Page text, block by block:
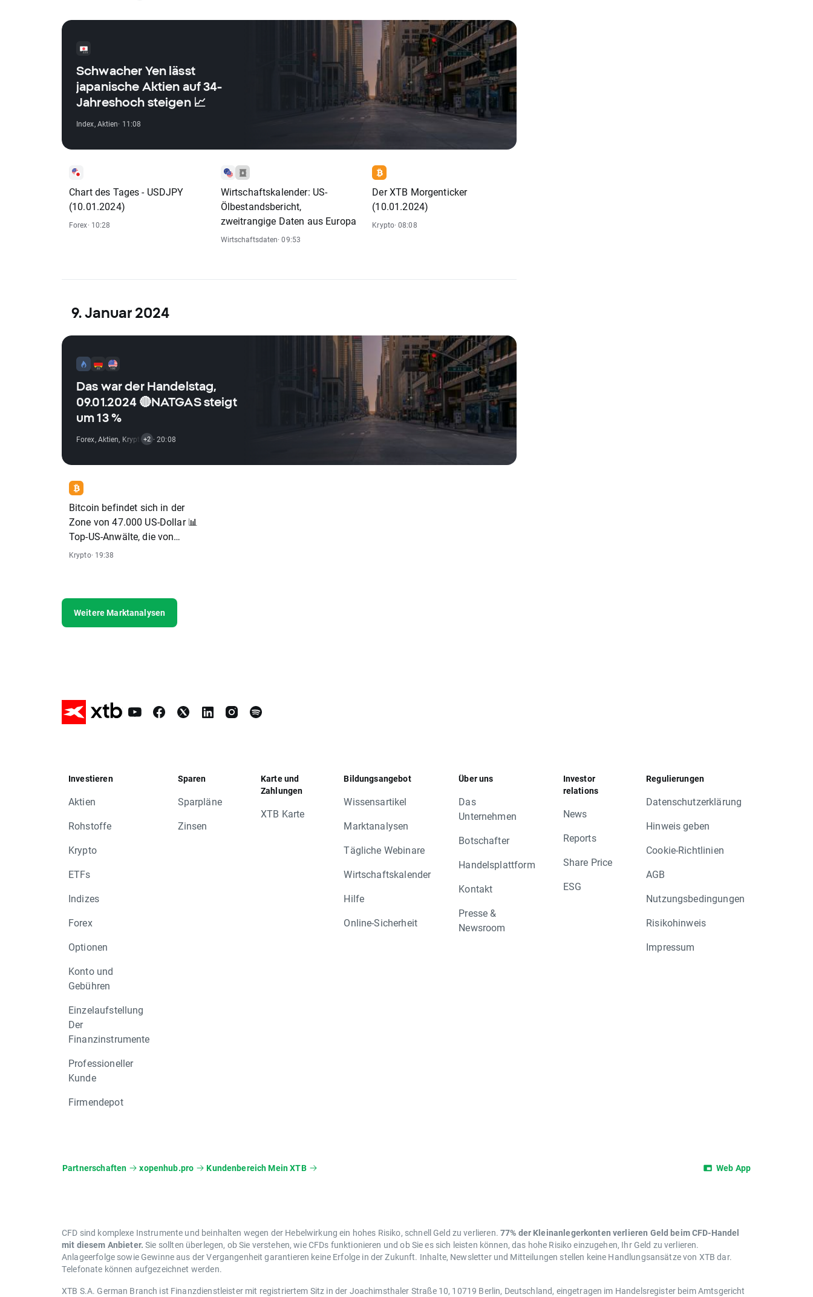
Schwacher Yen lässt
japanische Aktien auf 34-
Jahreshoch steigen 📈
Index,Aktien· 11:08
Chart des Tages - USDJPY
(10.01.2024)
Forex· 10:28
Wirtschaftskalender: US-
Ölbestandsbericht,
zweitrangige Daten aus Europa
Wirtschaftsdaten· 09:53
Der XTB Morgenticker
(10.01.2024)
Krypto· 08:08
9. Januar 2024
Das war der Handelstag,
09.01.2024 🔴NATGAS steigt
um 13 %
Forex,Aktien, Krypto,Index,Rohstoff
+2 · 20:08
Bitcoin befindet sich in der
Zone von 47.000 US-Dollar 📊
Top-US-Anwälte, die von
Gasparino zitiert werden,
Krypto· 19:38
Weitere Marktanalysen
Investieren
Aktien
Rohstoffe
Krypto
ETFs
Indizes
Forex
Optionen
Konto und
Gebühren
Einzelaufstellung
Der
Finanzinstrumente
Professioneller
Kunde
Firmendepot
Sparen
Sparpläne
Zinsen
Karte und
Zahlungen
XTB Karte
Bildungsangebot
Wissensartikel
Marktanalysen
Tägliche Webinare
Wirtschaftskalender
Hilfe
Online-Sicherheit
Über uns
Das
Unternehmen
Botschafter
Handelsplattform
Kontakt
Presse &
Newsroom
Investor
relations
News
Reports
Share Price
ESG
Regulierungen
Datenschutzerklärung
Hinweis geben
Cookie-Richtlinien
AGB
Nutzungsbedingungen
Risikohinweis
Impressum
Partnerschaften xopenhub.pro Kundenbereich Mein XTB Web App
CFD sind komplexe Instrumente und beinhalten wegen der Hebelwirkung ein hohes Risiko, schnell Geld zu verlieren. 77% der Kleinanlegerkonten verlieren Geld beim CFD-Handel
mit diesem Anbieter. Sie sollten überlegen, ob Sie verstehen, wie CFDs funktionieren und ob Sie es sich leisten können, das hohe Risiko einzugehen, Ihr Geld zu verlieren.
Anlageerfolge sowie Gewinne aus der Vergangenheit garantieren keine Erfolge in der Zukunft. Inhalte, Newsletter und Mitteilungen stellen keine Handlungsansätze von XTB dar.
Telefonate können aufgezeichnet werden.
XTB S.A. German Branch ist Finanzdienstleister mit registriertem Sitz in der Joachimsthaler Straße 10, 10719 Berlin, Deutschland, eingetragen im Handelsregister beim Amtsgericht